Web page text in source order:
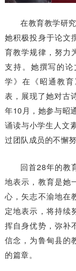
在教育教学研
她积极投身于论文
育教学规律，努力
支持。她撰写的
学》在《昭通教
表，展现了她对古
年10月，她参与昭
诵读与小学生人文
过团队成员的不懈
回首28年的教
地表示，教育是她
心，矢志不渝地在
定地表示，将持续
挥自身优势，弥补
信念，为鲁甸县的
的篇章。